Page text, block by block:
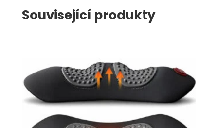
Související produkty